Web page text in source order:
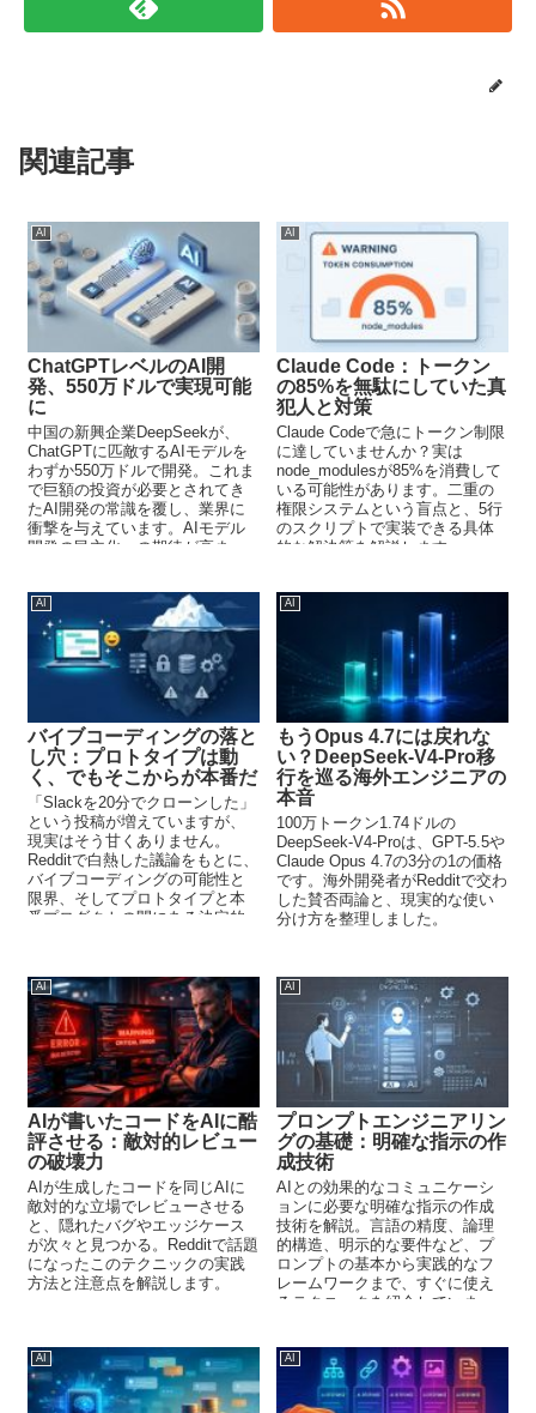
関連記事
AI
ChatGPTレベルのAI開
発、550万ドルで実現可能
に
中国の新興企業DeepSeekが、
ChatGPTに匹敵するAIモデルを
わずか550万ドルで開発。これま
で巨額の投資が必要とされてき
たAI開発の常識を覆し、業界に
衝撃を与えています。AIモデル
開発の民主化への期待が高まっ
AI
Claude Code：トークン
の85%を無駄にしていた真
犯人と対策
Claude Codeで急にトークン制限
に達していませんか？実は
node_modulesが85%を消費して
いる可能性があります。二重の
権限システムという盲点と、5行
のスクリプトで実装できる具体
的な解決策を解説します。
AI
バイブコーディングの落と
し穴：プロトタイプは動
く、でもそこからが本番だ
「Slackを20分でクローンした」
という投稿が増えていますが、
現実はそう甘くありません。
Redditで白熱した議論をもとに、
バイブコーディングの可能性と
限界、そしてプロトタイプと本
番プロダクトの間にある決定的
AI
もうOpus 4.7には戻れな
い？DeepSeek-V4-Pro移
行を巡る海外エンジニアの
本音
100万トークン1.74ドルの
DeepSeek-V4-Proは、GPT-5.5や
Claude Opus 4.7の3分の1の価格
です。海外開発者がRedditで交わ
した賛否両論と、現実的な使い
分け方を整理しました。
AI
AIが書いたコードをAIに酷
評させる：敵対的レビュー
の破壊力
AIが生成したコードを同じAIに
敵対的な立場でレビューさせる
と、隠れたバグやエッジケース
が次々と見つかる。Redditで話題
になったこのテクニックの実践
方法と注意点を解説します。
AI
プロンプトエンジニアリン
グの基礎：明確な指示の作
成技術
AIとの効果的なコミュニケーシ
ョンに必要な明確な指示の作成
技術を解説。言語の精度、論理
的構造、明示的な要件など、プ
ロンプトの基本から実践的なフ
レームワークまで、すぐに使え
るテクニックを紹介していま
AI AI